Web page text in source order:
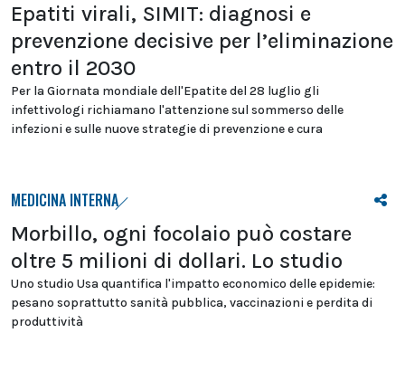
Epatiti virali, SIMIT: diagnosi e
prevenzione decisive per l’eliminazione
entro il 2030
Per la Giornata mondiale dell'Epatite del 28 luglio gli
infettivologi richiamano l'attenzione sul sommerso delle
infezioni e sulle nuove strategie di prevenzione e cura
MEDICINA INTERNA
Morbillo, ogni focolaio può costare
oltre 5 milioni di dollari. Lo studio
Uno studio Usa quantifica l'impatto economico delle epidemie:
pesano soprattutto sanità pubblica, vaccinazioni e perdita di
produttività